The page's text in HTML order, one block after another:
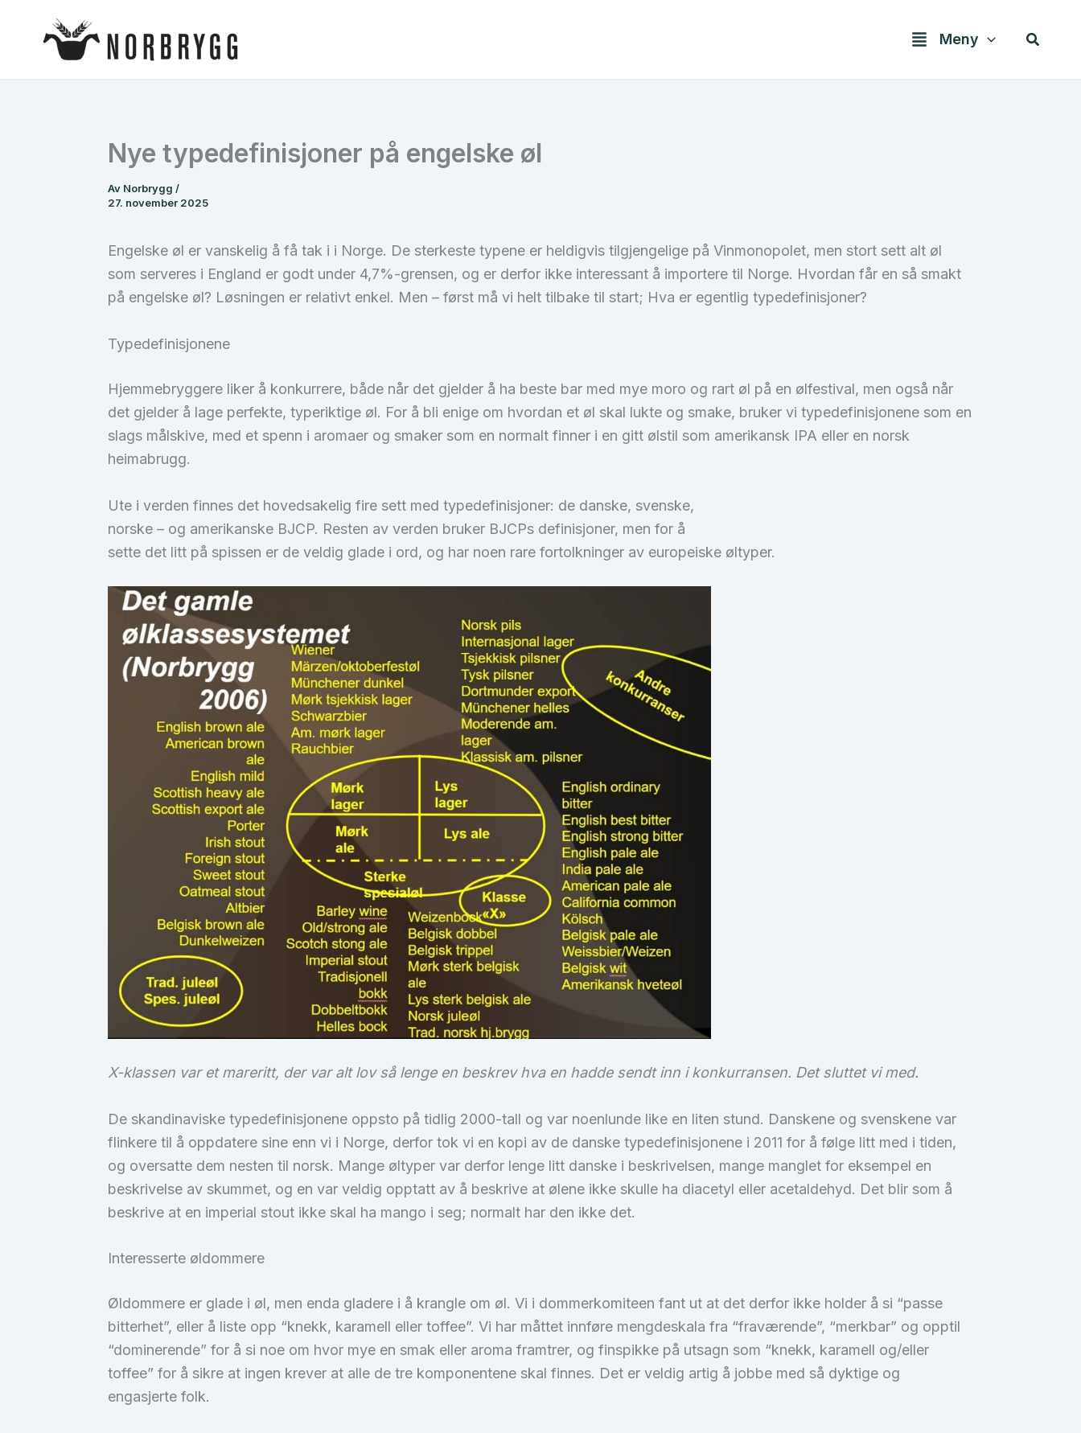
Meny Søk
Nye typedefinisjoner på engelske øl
Av Norbrygg /
27. november 2025
Engelske øl er vanskelig å få tak i i Norge. De sterkeste typene er heldigvis tilgjengelige på Vinmonopolet, men stort sett alt øl
som serveres i England er godt under 4,7%-grensen, og er derfor ikke interessant å importere til Norge. Hvordan får en så smakt
på engelske øl? Løsningen er relativt enkel. Men – først må vi helt tilbake til start; Hva er egentlig typedefinisjoner?
Typedefinisjonene
Hjemmebryggere liker å konkurrere, både når det gjelder å ha beste bar med mye moro og rart øl på en ølfestival, men også når
det gjelder å lage perfekte, typeriktige øl. For å bli enige om hvordan et øl skal lukte og smake, bruker vi typedefinisjonene som en
slags målskive, med et spenn i aromaer og smaker som en normalt finner i en gitt ølstil som amerikansk IPA eller en norsk
heimabrugg.
Ute i verden finnes det hovedsakelig fire sett med typedefinisjoner: de danske, svenske,
norske – og amerikanske BJCP. Resten av verden bruker BJCPs definisjoner, men for å
sette det litt på spissen er de veldig glade i ord, og har noen rare fortolkninger av europeiske øltyper.
X-klassen var et mareritt, der var alt lov så lenge en beskrev hva en hadde sendt inn i konkurransen. Det sluttet vi med.
De skandinaviske typedefinisjonene oppsto på tidlig 2000-tall og var noenlunde like en liten stund. Danskene og svenskene var
flinkere til å oppdatere sine enn vi i Norge, derfor tok vi en kopi av de danske typedefinisjonene i 2011 for å følge litt med i tiden,
og oversatte dem nesten til norsk. Mange øltyper var derfor lenge litt danske i beskrivelsen, mange manglet for eksempel en
beskrivelse av skummet, og en var veldig opptatt av å beskrive at ølene ikke skulle ha diacetyl eller acetaldehyd. Det blir som å
beskrive at en imperial stout ikke skal ha mango i seg; normalt har den ikke det.
Interesserte øldommere
Øldommere er glade i øl, men enda gladere i å krangle om øl. Vi i dommerkomiteen fant ut at det derfor ikke holder å si “passe
bitterhet”, eller å liste opp “knekk, karamell eller toffee”. Vi har måttet innføre mengdeskala fra “fraværende”, “merkbar” og opptil
“dominerende” for å si noe om hvor mye en smak eller aroma framtrer, og finspikke på utsagn som “knekk, karamell og/eller
toffee” for å sikre at ingen krever at alle de tre komponentene skal finnes. Det er veldig artig å jobbe med så dyktige og
engasjerte folk.